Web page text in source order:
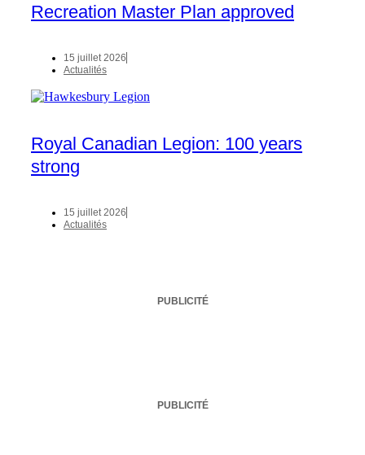
Recreation Master Plan approved
15 juillet 2026
Actualités
Royal Canadian Legion: 100 years
strong
15 juillet 2026
Actualités
PUBLICITÉ
PUBLICITÉ